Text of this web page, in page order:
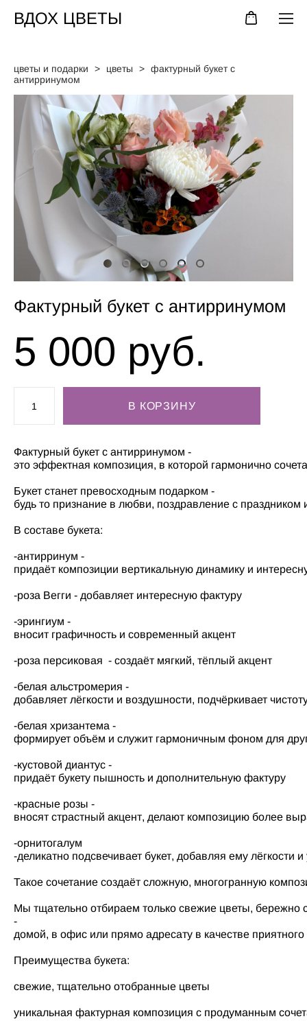
ВДОХ ЦВЕТЫ
цветы и подарки > цветы > фактурный букет с
антирринумом
Фактурный букет с антирринумом
5 000 pуб.
В КОРЗИНУ
Фактурный букет с антирринумом -
это эффектная композиция, в которой гармонично
Букет станет превосходным подарком -
будь то признание в любви, поздравление с праздником
В составе букета:
-антирринум -
придаёт композиции вертикальную динамику и
-роза Вегги - добавляет интересную фактуру
-эрингиум -
вносит графичность и современный акцент
-роза персиковая - создаёт мягкий, тёплый акцент
-белая альстромерия -
добавляет лёгкости и воздушности, подчёркивает
-белая хризантема -
формирует объём и служит гармоничным фоном для
-кустовой диантус -
придаёт букету пышность и дополнительную фактуру
-красные розы -
вносят страстный акцент, делают композицию более
-орнитогалум
-деликатно подсвечивает букет, добавляя ему лёгкости и
Такое сочетание создаёт сложную, многогранную
Мы тщательно отбираем только свежие цветы, бережно
-
домой, в офис или прямо адресату в качестве
Преимущества букета:
свежие, тщательно отобранные цветы
уникальная фактурная композиция с продуманным